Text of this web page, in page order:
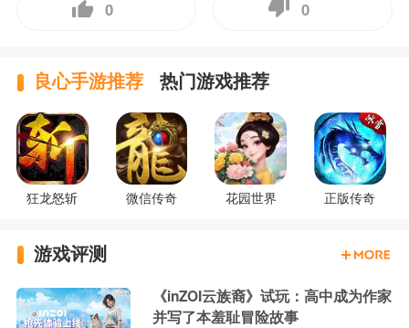
0 0
良心手游推荐 热门游戏推荐
狂龙怒斩 微信传奇 花园世界 正版传奇
游戏评测
《inZOI云族裔》试玩：高中成为作家
并写了本羞耻冒险故事